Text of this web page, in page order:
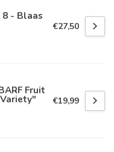
- Blaas
€27,50
Fruit
€19,99